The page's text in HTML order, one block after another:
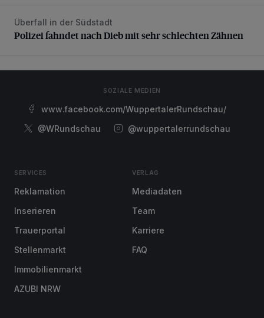
Polizei fahndet nach Dieb mit sehr schlechten Zähnen
Überfall in der Südstadt
Polizei fahndet nach Dieb mit sehr schlechten Zähnen
SOZIALE MEDIEN
www.facebook.com/WuppertalerRundschau/
@WRundschau
@wuppertalerrundschau
SERVICES
Reklamation
Inserieren
Trauerportal
Stellenmarkt
Immobilienmarkt
AZUBI NRW
VERLAG
Mediadaten
Team
Karriere
FAQ